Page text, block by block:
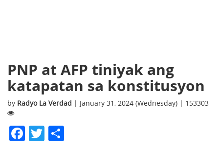
PNP at AFP tiniyak ang
katapatan sa konstitusyon
by Radyo La Verdad | January 31, 2024 (Wednesday) | 153303
Facebook
Twitter